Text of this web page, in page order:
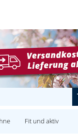
Fit und aktiv